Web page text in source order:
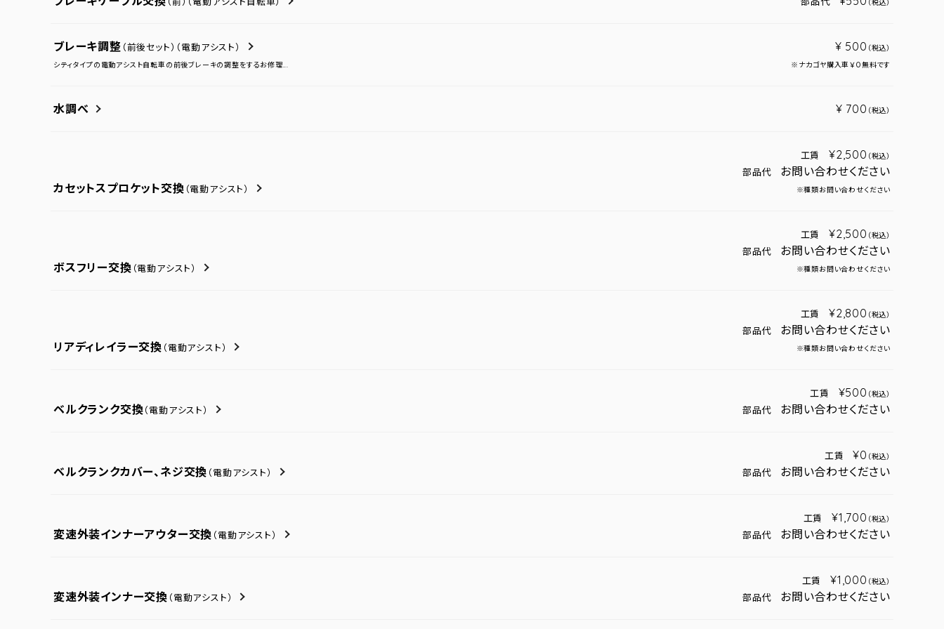
（税込）
ブレーキ調整 （前後セット） （電動アシスト）
シティタイプの電動アシスト自転車の前後ブレーキの調整をするお修理...
¥ 500 （税込）
※ナカゴヤ購入車￥０無料です
水調べ ¥ 700 （税込）
カセットスプロケット交換 （電動アシスト）
工賃 ¥2,500 （税込）
部品代 お問い合わせください
※種類お問い合わせください
ボスフリー交換 （電動アシスト）
工賃 ¥2,500 （税込）
部品代 お問い合わせください
※種類お問い合わせください
リアディレイラー交換 （電動アシスト）
工賃 ¥2,800 （税込）
部品代 お問い合わせください
※種類お問い合わせください
ベルクランク交換（電動アシスト）
工賃 ¥500 （税込）
部品代 お問い合わせください
ベルクランクカバー、ネジ交換 （電動アシスト）
工賃 ¥0 （税込）
部品代 お問い合わせください
変速外装インナーアウター交換 （電動アシスト）
工賃 ¥1,700 （税込）
部品代 お問い合わせください
変速外装インナー交換 （電動アシスト）
工賃 ¥1,000 （税込）
部品代 お問い合わせください